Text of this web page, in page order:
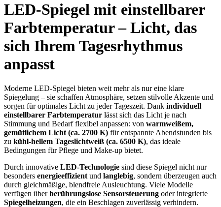
LED-Spiegel mit einstellbarer
Farbtemperatur – Licht, das
sich Ihrem Tagesrhythmus
anpasst
Moderne LED-Spiegel bieten weit mehr als nur eine klare
Spiegelung – sie schaffen Atmosphäre, setzen stilvolle Akzente und
sorgen für optimales Licht zu jeder Tageszeit. Dank individuell
einstellbarer Farbtemperatur lässt sich das Licht je nach
Stimmung und Bedarf flexibel anpassen: von warmweißem,
gemütlichem Licht (ca. 2700 K) für entspannte Abendstunden bis
zu kühl-hellem Tageslichtweiß (ca. 6500 K), das ideale
Bedingungen für Pflege und Make-up bietet.
Durch innovative LED-Technologie sind diese Spiegel nicht nur
besonders energieeffizient und langlebig, sondern überzeugen auch
durch gleichmäßige, blendfreie Ausleuchtung. Viele Modelle
verfügen überberührungslose Sensorsteuerung oder integrierte
Spiegelheizungen, die ein Beschlagen zuverlässig verhindern.